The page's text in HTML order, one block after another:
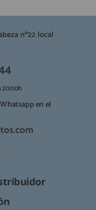
nº22 local
20:00h
en el